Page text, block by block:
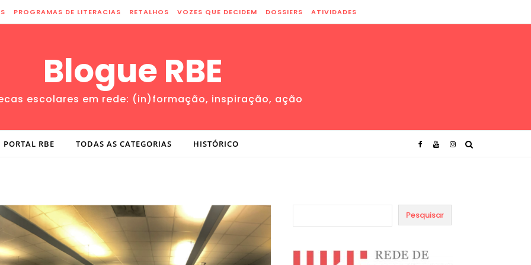
PROGRAMAS DE LITERACIAS RETALHOS VOZES QUE DECIDEM DOSSIERS ATIVIDADES
Blogue RBE
escolares em rede: (in)formação, inspiração, ação
PORTAL RBE TODAS AS CATEGORIAS HISTÓRICO
Pesquisar